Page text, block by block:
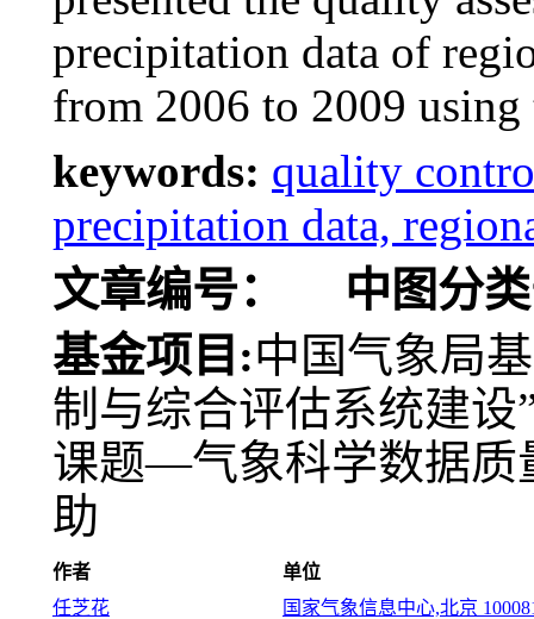
precipitation data of
from 2006 to 2009
keywords: quality
precipitation data,
文章编号：
中图分
基金项目:中国气象局
制与综合评估系统建设
课题—气象科学数据质
助
作者
单位
任芝花
国家气象信息中心,北京